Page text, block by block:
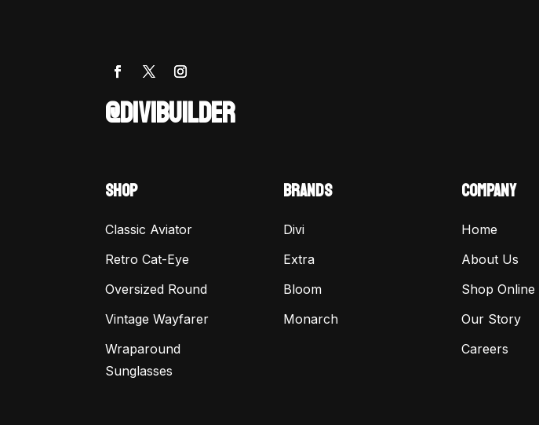
@DIVIBUILDER
SHOP
Classic Aviator
Retro Cat-Eye
Oversized Round
Vintage Wayfarer
Wraparound
Sunglasses
BRANDS
Divi
Extra
Bloom
Monarch
COMPANY
Home
About Us
Shop Online
Our Story
Careers